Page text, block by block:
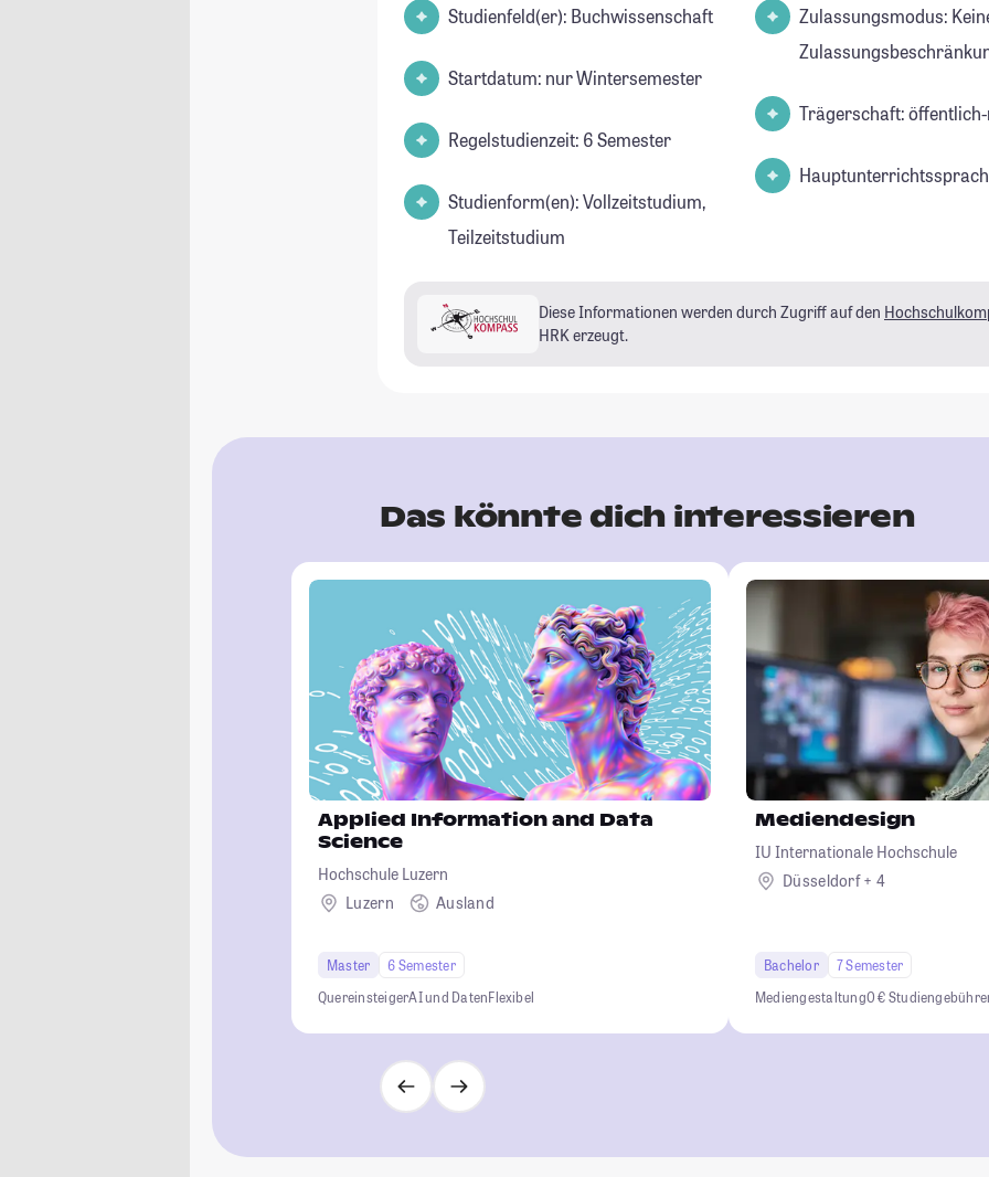
Studienfeld(er): Buchwissenschaft
Startdatum: nur Wintersemester
Regelstudienzeit: 6 Semester
Studienform(en): Vollzeitstudium,
Teilzeitstudium
Zulassungsmodus:
Trägerschaft:
Diese Informationen werden durch Zugriff auf den
HRK erzeugt.
Das könnte dich interessieren
Applied Information and Data
Science
Hochschule Luzern
Luzern
Ausland
Master
6 Semester
QuereinsteigerAI und DatenFlexibel
Mediendesign
IU Internationale Hochschule
Düsseldorf + 4
Bachelor
7 Semester
Mediengestaltung0 €